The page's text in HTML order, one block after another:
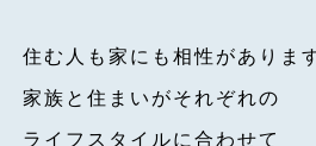
住む人も家にも相性がありま
家族と住まいがそれぞれの
ライフスタイルに合わせて